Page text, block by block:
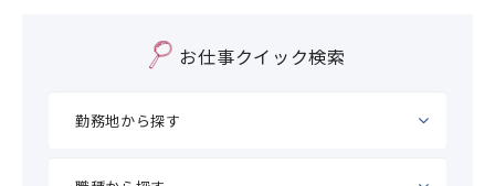
お仕事クイック検索